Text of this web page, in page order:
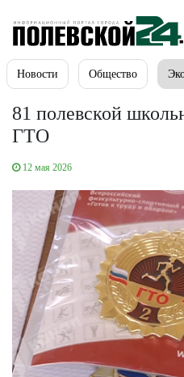
Новости Общество
81 полевской
ГТО
12 мая 2026